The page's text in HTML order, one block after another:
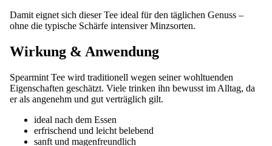
Damit eignet sich dieser Tee ideal für den täglichen Genuss –
ohne die typische Schärfe intensiver Minzsorten.
Wirkung & Anwendung
Spearmint Tee wird traditionell wegen seiner wohltuenden
Eigenschaften geschätzt. Viele trinken ihn bewusst im Alltag, da
er als angenehm und gut verträglich gilt.
ideal nach dem Essen
erfrischend und leicht belebend
sanft und magenfreundlich